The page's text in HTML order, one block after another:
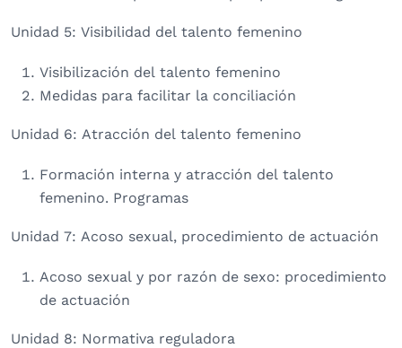
Unidad 5: Visibilidad del talento femenino
Visibilización del talento femenino
Medidas para facilitar la conciliación
Unidad 6: Atracción del talento femenino
Formación interna y atracción del talento
femenino. Programas
Unidad 7: Acoso sexual, procedimiento de actuación
Acoso sexual y por razón de sexo: procedimiento
de actuación
Unidad 8: Normativa reguladora